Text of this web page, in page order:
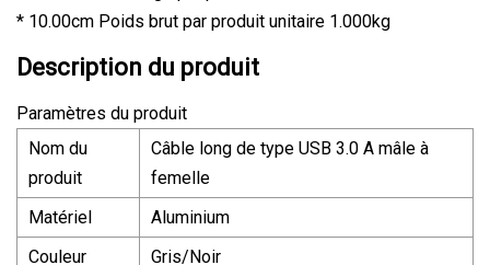
* 10.00cm Poids brut par produit unitaire 1.000kg
Description du produit
Paramètres du produit
Nom du
produit
Câble long de type USB 3.0 A mâle à
femelle
Matériel
Aluminium
Couleur
Gris/Noir